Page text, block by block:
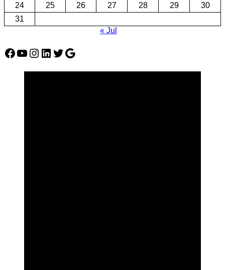
24
25 26 27 28 29
30
31
« Jul
Facebook
YouTube
Instagram
LinkedIn
Twitter
Google